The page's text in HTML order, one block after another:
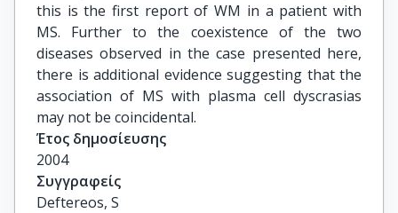
this is the first report of WM in a patient with
MS. Further to the coexistence of the two
diseases observed in the case presented here,
there is additional evidence suggesting that the
association of MS with plasma cell dyscrasias
may not be coincidental.
Έτος δημοσίευσης
2004
Συγγραφείς
Deftereos, S